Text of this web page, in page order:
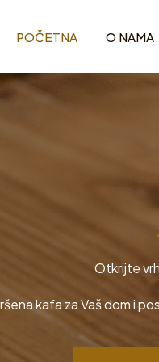
POČETNA O NAMA
Otkrijte
kafa za Vaš dom i